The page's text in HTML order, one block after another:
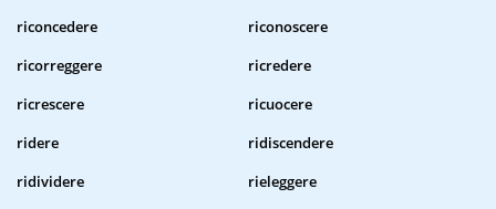
riconcedere
riconoscere
ricorreggere
ricredere
ricrescere
ricuocere
ridere
ridiscendere
ridividere
rieleggere